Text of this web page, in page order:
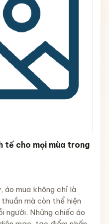
tế cho mọi mùa trong
áo mua không chỉ là
mà còn thể hiện
người. Những chiếc áo